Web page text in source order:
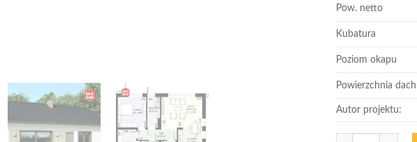
Pow. netto
Kubatura
Poziom okapu
Powierzchnia
Autor projektu: